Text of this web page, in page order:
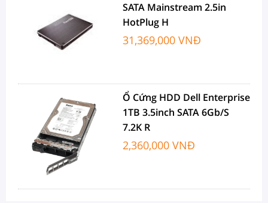
SATA Mainstream 2.5in
HotPlug H
31,369,000 VNĐ
Ổ Cứng HDD Dell Enterprise
1TB 3.5inch SATA 6Gb/s
7.2K R
2,360,000 VNĐ